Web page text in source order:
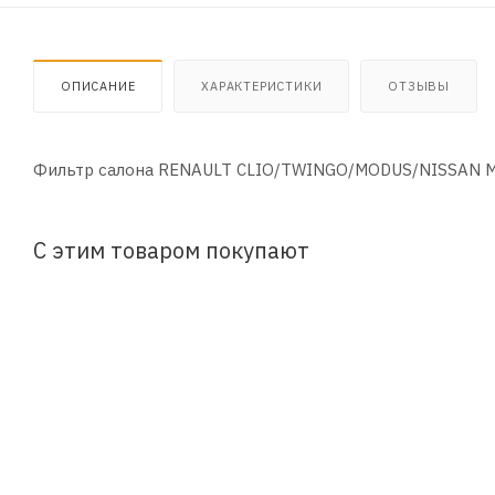
ОПИСАНИЕ ХАРАКТЕРИСТИКИ ОТЗЫВЫ
Фильтр салона RENAULT CLIO/TWINGO/MODUS/NISSAN
С этим товаром покупают